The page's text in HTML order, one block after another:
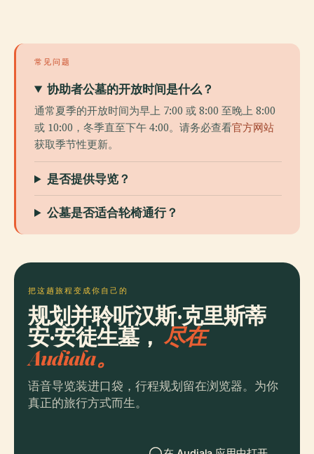
常见问题
协助者公墓的开放时间是什么？
通常夏季的开放时间为早上 7:00 或 8:00 至晚上 8:00
或 10:00，冬季直至下午 4:00。请务必查看官方网站
获取季节性更新。
是否提供导览？
公墓是否适合轮椅通行？
把这趟旅程变成你自己的
规划并聆听汉斯·克里斯蒂
安·安徒生墓， 尽在
Audiala。
语音导览装进口袋，行程规划留在浏览器。为你
真正的旅行方式而生。